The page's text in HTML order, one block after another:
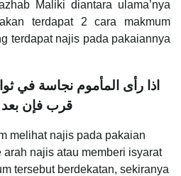
Maliki diantara ulama’nya
terdapat 2 cara makmum
terdapat najis pada pakaiannya
اذا رأى المأموم نجاسة في
قرب فإن بعد
melihat najis pada pakaian
arah najis atau memberi isyarat
tersebut berdekatan, sekiranya